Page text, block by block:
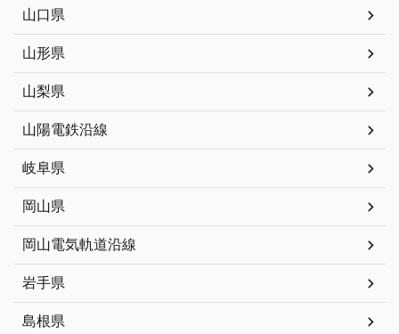
山口県
山形県
山梨県
山陽電鉄沿線
岐阜県
岡山県
岡山電気軌道沿線
岩手県
島根県